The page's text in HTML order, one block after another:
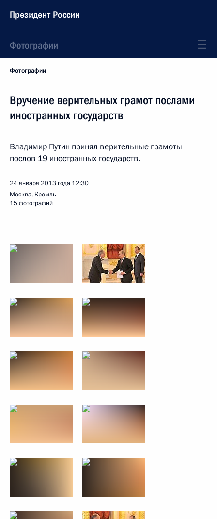
Президент России
Фотографии
Фотографии
Вручение верительных грамот послами
иностранных государств
Владимир Путин принял верительные грамоты
послов 19 иностранных государств.
24 января 2013 года 12:30
Москва, Кремль
15 фотографий